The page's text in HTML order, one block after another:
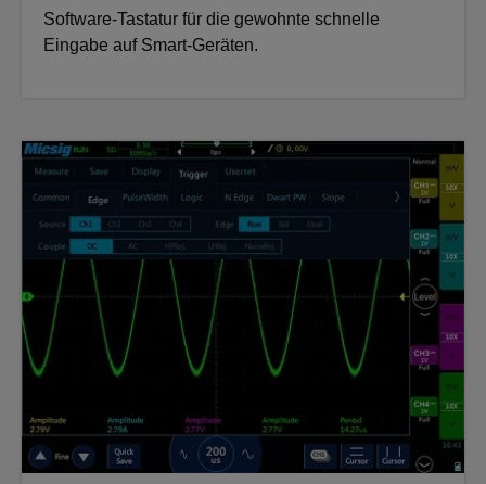
Software-Tastatur für die gewohnte schnelle
Eingabe auf Smart-Geräten.